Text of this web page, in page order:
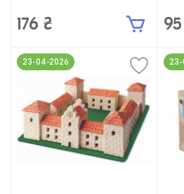
176 ₴
23-04-2026 23-